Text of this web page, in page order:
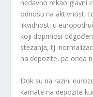
nedavno rekao glavni
odnosu na aktivnost,
likvidnosti u
koji doprinosi
stezanja, tj.
na depozite, pa onda
Dok su na razini
kamate na depozite